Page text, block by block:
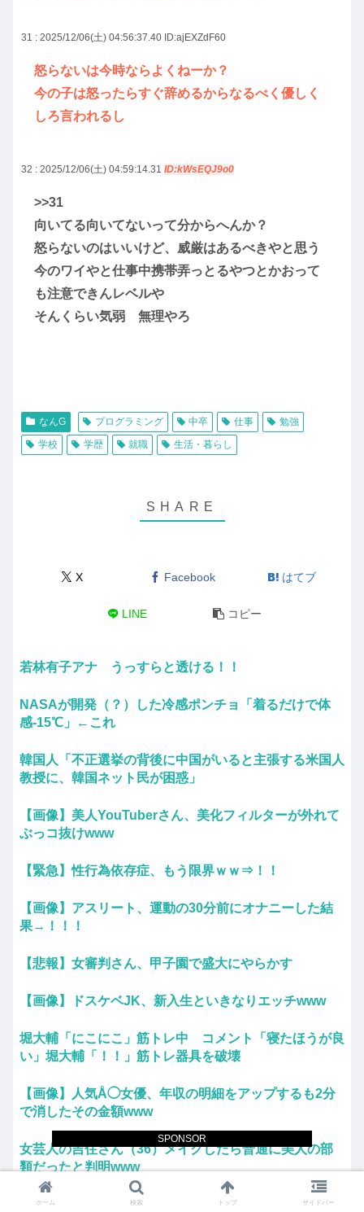
SPONSOR
31 : 2025/12/06(土) 04:56:37.40 ID:ajEXZdF60
怒らないは今時ならよくねーか？
今の子は怒ったらすぐ辞めるからなるべく優しく
しろ言われるし
32 : 2025/12/06(土) 04:59:14.31 ID:kWsEQJ9o0
>>31
向いてる向いてないって分からへんか？
怒らないのはいいけど、威厳はあるべきやと思う
今のワイやと仕事中携帯弄っとるやつとかおって
も注意できんレベルや
そんくらい気弱 無理やろ
なんG プログラミング 中卒 仕事
勉強
学校
学歴 就職 生活・暮らし
X Facebook はてブ
LINE コピー
若林有子アナ うっすらと透ける！！
NASAが開発（？）した冷感ポンチョ「着るだけで体
感-15℃」←これ
韓国人「不正選挙の背後に中国がいると主張する米国人
教授に、韓国ネット民が困惑」
【画像】美人YouTuberさん、美化フィルターが外れて
ぶっコ抜けwww
【緊急】性行為依存症、もう限界ｗｗ⇒！！
【画像】アスリート、運動の30分前にオナニーした結
果→！！！
【悲報】女審判さん、甲子園で盛大にやらかす
【画像】ドスケベJK、新入生といきなりエッチwww
堀大輔「にこにこ」筋トレ中 コメント「寝たほうが良
い」堀大輔「！！」筋トレ器具を破壊
【画像】人気Å◯女優、年収の明細をアップするも2分
で消したその金額www
女芸人の吉住さん（36）メイクしたら普通に美人の部
類だったと判明www
瀬戸環奈がスタイルよすぎて一般男性が隣に並ぶとチン
ホーム 検索 トップ サイドバー